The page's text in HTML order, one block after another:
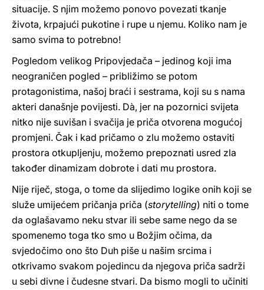
situacije. S njim možemo ponovo povezati tkanje
života, krpajući pukotine i rupe u njemu. Koliko nam je
samo svima to potrebno!
Pogledom velikog Pripovjedača – jedinog koji ima
neograničen pogled – približimo se potom
protagonistima, našoj braći i sestrama, koji su s nama
akteri današnje povijesti. Dà, jer na pozornici svijeta
nitko nije suvišan i svačija je priča otvorena mogućoj
promjeni. Čak i kad pričamo o zlu možemo ostaviti
prostora otkupljenju, možemo prepoznati usred zla
također dinamizam dobrote i dati mu prostora.
Nije riječ, stoga, o tome da slijedimo logike onih koji se
služe umijećem pričanja priča (storytelling) niti o tome
da oglašavamo neku stvar ili sebe same nego da se
spomenemo toga tko smo u Božjim očima, da
svjedočimo ono što Duh piše u našim srcima i
otkrivamo svakom pojedincu da njegova priča sadrži
u sebi divne i čudesne stvari. Da bismo mogli to učiniti